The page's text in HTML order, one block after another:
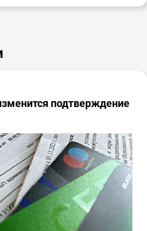
подтверждение